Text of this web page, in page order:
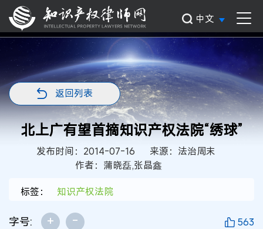
中文
返回列表
北上广有望首摘知识产权法院“绣球”
发布时间：2014-07-16
来源：法治周末
作者：蒲晓磊,张晶鑫
标签： 知识产权法院
字号: + - 563